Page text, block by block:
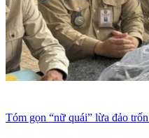
Tóm gọn “nữ quái” lừa đảo